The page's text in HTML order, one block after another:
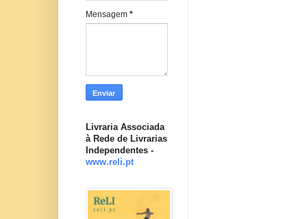
Mensagem *
Livraria Associada
à Rede de Livrarias
Independentes -
www.reli.pt